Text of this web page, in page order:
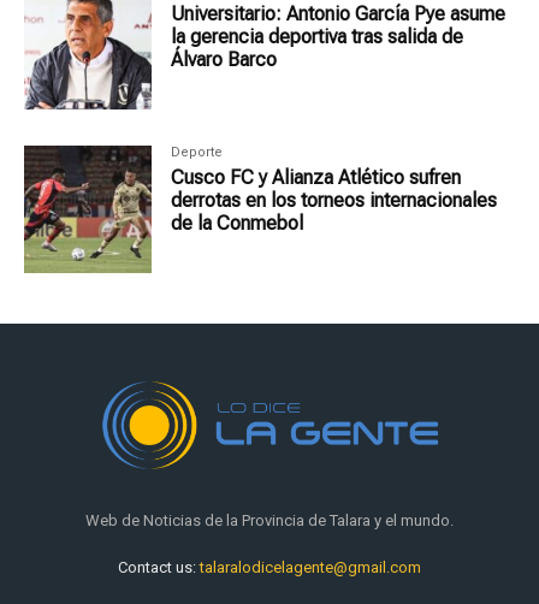
Universitario: Antonio García Pye asume
la gerencia deportiva tras salida de
Álvaro Barco
Deporte
Cusco FC y Alianza Atlético sufren
derrotas en los torneos internacionales
de la Conmebol
Web de Noticias de la Provincia de Talara y el mundo.
Contact us:talaralodicelagente@gmail.com